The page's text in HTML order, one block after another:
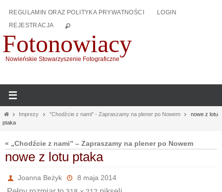
treści
REGULAMIN ORAZ POLITYKA PRYWATNOŚCI
LOGIN
REJESTRACJA
Fotonowiacy
Nowieńskie Stowarzyszenie Fotograficzne
HomeImprezy "Chodźcie z nami" - Zapraszamy na plener po Nowem
nowe z lotu
ptaka
« „Chodźcie z nami” – Zapraszamy na plener po Nowem
nowe z lotu ptaka
Joanna Beżyk 8 maja 2014